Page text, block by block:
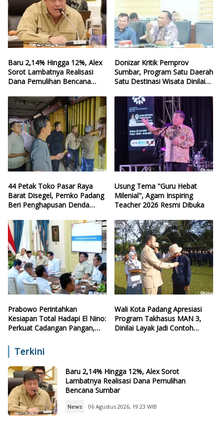
Baru 2,14% Hingga 12%, Alex
Sorot Lambatnya Realisasi
Dana Pemulihan Bencana
Donizar Kritik Pemprov
Sumbar, Program Satu Daerah
Satu Destinasi Wisata Dinilai
44 Petak Toko Pasar Raya
Barat Disegel, Pemko Padang
Beri Penghapusan Denda
Usung Tema "Guru Hebat
Milenial", Agam Inspiring
Teacher 2026 Resmi Dibuka
Prabowo Perintahkan
Kesiapan Total Hadapi El Nino:
Perkuat Cadangan Pangan,
Wali Kota Padang Apresiasi
Program Takhasus MAN 3,
Dinilai Layak Jadi Contoh
Terkini
Baru 2,14% Hingga 12%, Alex Sorot
Lambatnya Realisasi Dana Pemulihan
Bencana Sumbar
News 06 Agustus 2026, 19:23 WIB